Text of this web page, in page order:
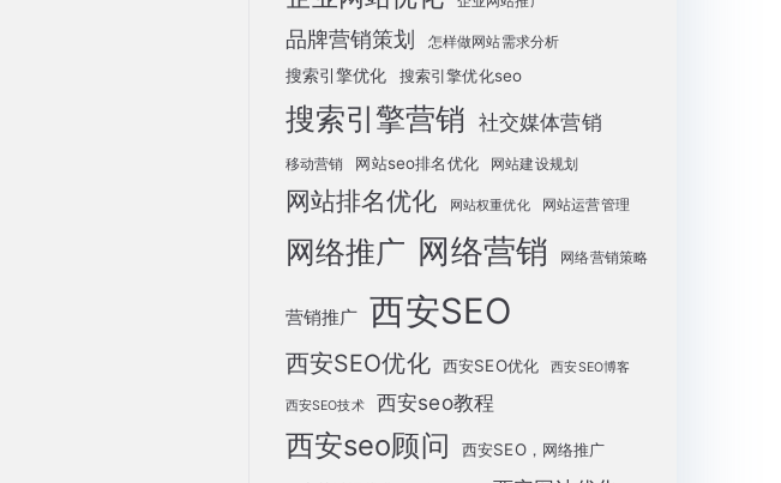
品牌营销策划 怎样做网站需求分析
搜索引擎优化 搜索引擎优化seo
搜索引擎营销 社交媒体营销
移动营销 网站seo排名优化 网站建设规划
网站排名优化 网站权重优化 网站运营管理
网络推广 网络营销 网络营销策略
营销推广 西安SEO
西安SEO优化 西安SEO优化 西安SEO博客
西安SEO技术 西安seo教程
西安seo顾问 西安SEO，网络推广